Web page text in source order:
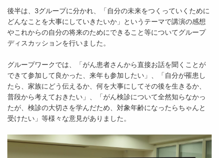
後半は、3グループに分かれ、「自分の未来をつくっていくために
どんなことを大事にしていきたいか」というテーマで講演の感想
やこれからの自分の将来のためにできること等についてグループ
ディスカッションを行いました。
グループワークでは、「がん患者さんから直接お話を聞くことが
できて参加して良かった、来年も参加したい」、「自分が罹患し
たら、家族にどう伝えるか、何を大事にしてその後を生きるか、
普段から考えておきたい」、「がん検診について全然知らなかっ
たが、検診の大切さを学んだため、対象年齢になったらちゃんと
受けたい」等様々な意見がありました。